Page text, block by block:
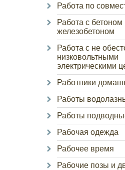
Работа по
Работа с бетоном
железобетоном
Работа с не
низковольтными
электрическими
Работники
Работы
Работы
Рабочая одежда
Рабочее время
Рабочие позы и